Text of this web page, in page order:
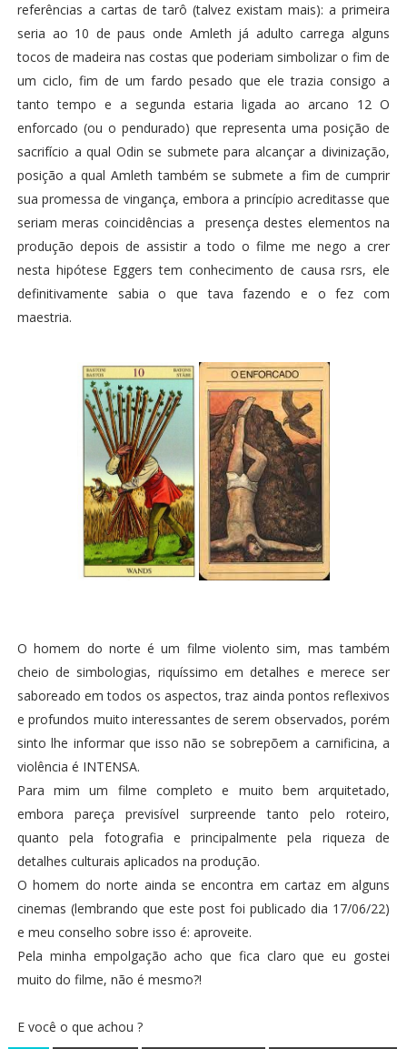
referências a cartas de tarô (talvez existam mais): a primeira
seria ao 10 de paus onde Amleth já adulto carrega alguns
tocos de madeira nas costas que poderiam simbolizar o fim de
um ciclo, fim de um fardo pesado que ele trazia consigo a
tanto tempo e a segunda estaria ligada ao arcano 12 O
enforcado (ou o pendurado) que representa uma posição de
sacrifício a qual Odin se submete para alcançar a divinização,
posição a qual Amleth também se submete a fim de cumprir
sua promessa de vingança, embora a princípio acreditasse que
seriam meras coincidências a presença destes elementos na
produção depois de assistir a todo o filme me nego a crer
nesta hipótese Eggers tem conhecimento de causa rsrs, ele
definitivamente sabia o que tava fazendo e o fez com
maestria.
O homem do norte é um filme violento sim, mas também
cheio de simbologias, riquíssimo em detalhes e merece ser
saboreado em todos os aspectos, traz ainda pontos reflexivos
e profundos muito interessantes de serem observados, porém
sinto lhe informar que isso não se sobrepõem a carnificina, a
violência é INTENSA.
Para mim um filme completo e muito bem arquitetado,
embora pareça previsível surpreende tanto pelo roteiro,
quanto pela fotografia e principalmente pela riqueza de
detalhes culturais aplicados na produção.
O homem do norte ainda se encontra em cartaz em alguns
cinemas (lembrando que este post foi publicado dia 17/06/22)
e meu conselho sobre isso é: aproveite.
Pela minha empolgação acho que fica claro que eu gostei
muito do filme, não é mesmo?!
E você o que achou ?